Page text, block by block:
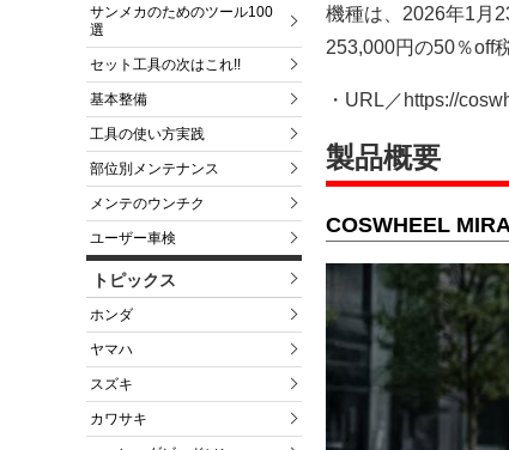
サンメカのためのツール100
選
セット工具の次はこれ!!
基本整備
工具の使い方実践
部位別メンテナンス
メンテのウンチク
ユーザー車検
トピックス
ホンダ
ヤマハ
スズキ
カワサキ
機種は、2026年1月
253,000円の50％off
・URL／https://
製品概要
COSWHEEL